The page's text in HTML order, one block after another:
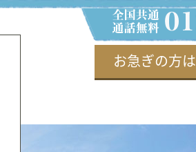
お急ぎの方は